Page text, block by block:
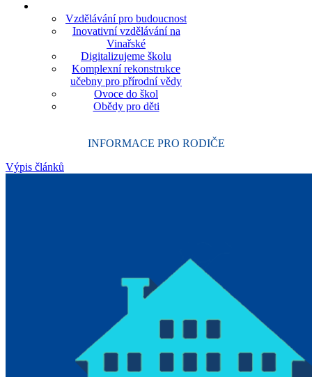
Vzdělávání pro budoucnost
Inovativní vzdělávání na
Vinařské
Digitalizujeme školu
Komplexní rekonstrukce
učebny pro přírodní vědy
Ovoce do škol
Obědy pro děti
INFORMACE PRO RODIČE
Výpis článků